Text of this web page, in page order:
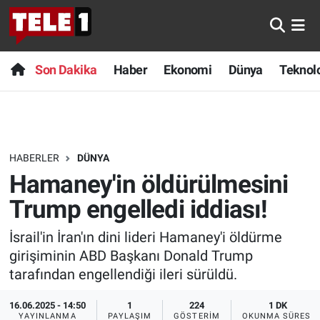
Son Dakika Haber Ekonomi Dünya
HABERLER DÜNYA
Hamaney'in öldürülmesini
Trump engelledi iddiası!
İsrail'in İran'ın dini lideri Hamaney'i öldürme
girişiminin ABD Başkanı Donald Trump
tarafından engellendiği ileri sürüldü.
16.06.2025 - 14:50
YAYINLANMA
1
PAYLAŞIM
224
GÖSTERIM
1 DK
OKUNMA SÜRESI
Anında Manşet
Başka Sohbetler
Bilim turu
Bilim ve Teknoloji Evreni
Doğa Konuşuyor
Dünya
Ege Saati
Son Dakika
Haber
Dünya
Sağlık
Spor
Yayın Akışı
Nöbetçi Eczaneler
Hava Durumu
Trafik Durumu
Süper Lig Puan Durumu ve Fikstür
Tüm Manşetler
Son Dakika Haberleri
Haber Arşivi